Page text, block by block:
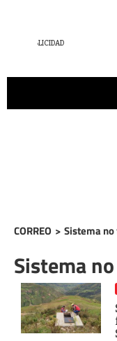
CORREO > Sistema
Sistema